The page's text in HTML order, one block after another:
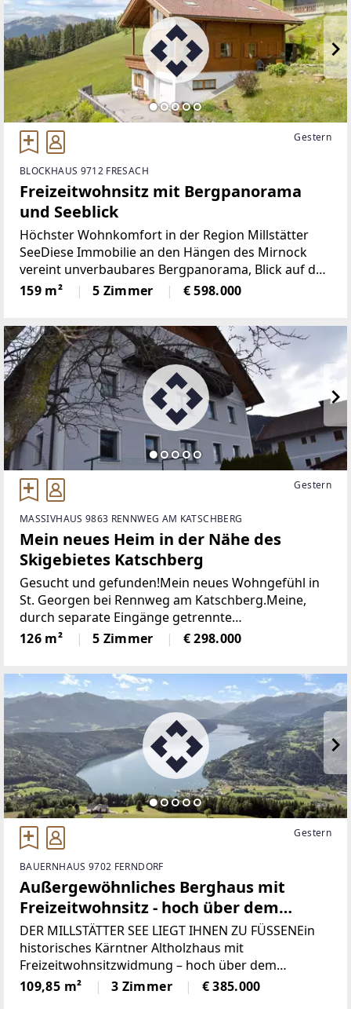
Gestern
BLOCKHAUS 9712 FRESACH
Freizeitwohnsitz mit Bergpanorama
und Seeblick
Höchster Wohnkomfort in der Region Millstätter
SeeDiese Immobilie an den Hängen des Mirnock
vereint unverbaubares Bergpanorama, Blick auf den
Millstätter See, absolute Ruhelage auf 1.100 m
Seehöhe mit der Wohnqualität einer Top-
159 m² 5 Zimmer € 598.000
Gestern
MASSIVHAUS 9863 RENNWEG AM KATSCHBERG
Mein neues Heim in der Nähe des
Skigebietes Katschberg
Gesucht und gefunden!Mein neues Wohngefühl in
St. Georgen bei Rennweg am Katschberg.Meine,
durch separate Eingänge getrennte
Doppelhaushälfte mit Garage und großem Carport
in St. Georgen bei Rennweg am Katschberg wurde
126 m² 5 Zimmer € 298.000
Gestern
BAUERNHAUS 9702 FERNDORF
Außergewöhnliches Berghaus mit
Freizeitwohnsitz - hoch über dem
Millstätter See in Gschriet
DER MILLSTÄTTER SEE LIEGT IHNEN ZU FÜSSENEin
historisches Kärntner Altholzhaus mit
Freizeitwohnsitzwidmung – hoch über dem
Millstätter SeeManche Häuser beeindrucken durch
Größe. Andere durch Luxus.Und dann gibt es jene
109,85 m² 3 Zimmer € 385.000